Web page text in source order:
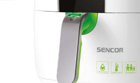
BIURO ĮRANGA IR LAIDAI